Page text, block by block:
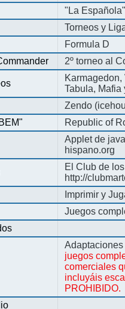
"La
Torneos y
Formula D
2º torneo al
Tabula, Mafia
Zendo
Republic of
Applet de
hispano.org
El Club de
http://
Imprimir y
Juegos
juegos
comerciales
incluyáis
PROHIBIDO.